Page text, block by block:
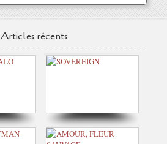
Articles récents